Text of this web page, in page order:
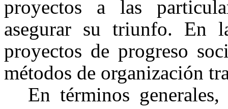
proyectos a las
asegurar su triunfo. En
proyectos de progreso
métodos de organización
En términos